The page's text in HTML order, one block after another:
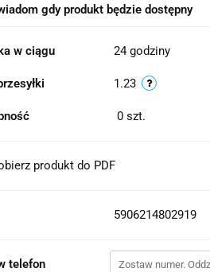
gdy produkt będzie dostępny
w ciągu 24 godziny
1.23
0 szt.
produkt do PDF
5906214802919
telefon